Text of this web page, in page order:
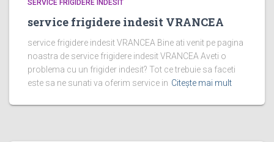
SERVICE FRIGIDERE INDESIT
service frigidere indesit VRANCEA
service frigidere indesit VRANCEA Bine ati venit pe pagina
noastra de service frigidere indesit VRANCEA Aveti o
problema cu un frigider indesit? Tot ce trebuie sa faceti
este sa ne sunati va oferim service in Citește mai mult